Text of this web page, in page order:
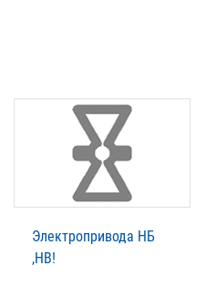
Электропривода НБ
,НВ!